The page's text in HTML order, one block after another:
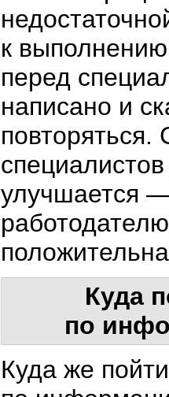
к
перед
написано и
повторяться.
улучшается
Куда
по
Куда же